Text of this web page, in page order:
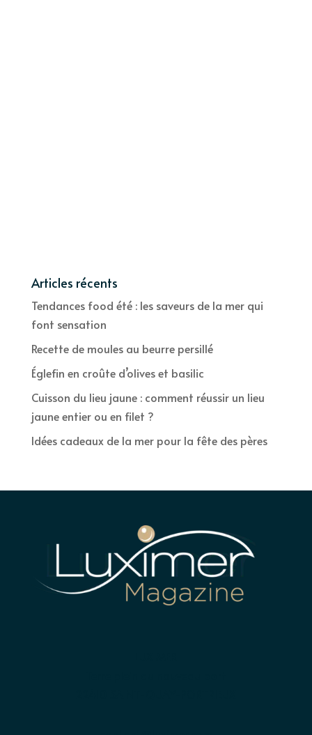
Articles récents
Tendances food été : les saveurs de la mer qui
font sensation
Recette de moules au beurre persillé
Églefin en croûte d’olives et basilic
Cuisson du lieu jaune : comment réussir un lieu
jaune entier ou en filet ?
Idées cadeaux de la mer pour la fête des pères